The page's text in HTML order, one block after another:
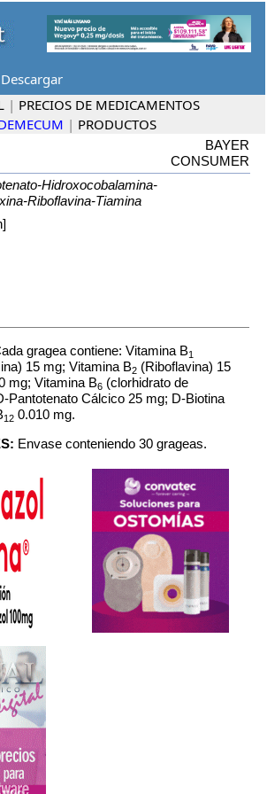
Descargar
| PRECIOS DE MEDICAMENTOS
| PRODUCTOS
BAYER
CONSUMER
Hidroxocobalamina-
Riboflavina-Tiamina
gragea contiene: Vitamina B1
15 mg; Vitamina B2 (Riboflavina) 15
mg; Vitamina B6 (clorhidrato de
Pantotenato Cálcico 25 mg; D-Biotina
12 0.010 mg.
Envase conteniendo 30 grageas.